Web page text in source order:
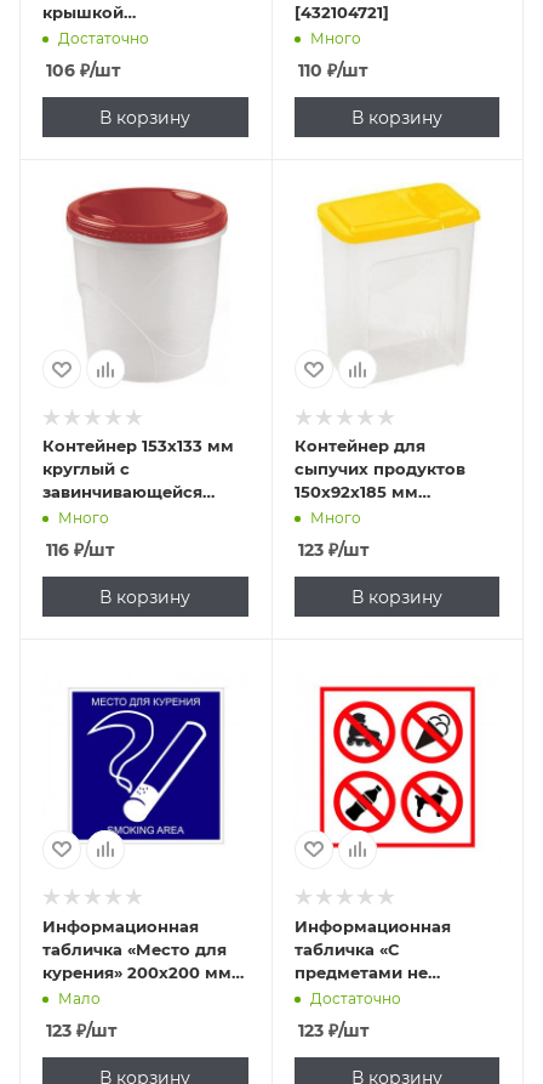
крышкой
полипропилен
[431138701]
Достаточно
106 ₽/шт
В корзину
[432104721]
Много
110 ₽/шт
В корзину
Контейнер 153х133 мм
круглый с
завинчивающейся
крышкой
полипропилен
[432107621]
Много
116 ₽/шт
В корзину
Контейнер для
сыпучих продуктов
150х92х185 мм
прямоугольный
[431255619]
Много
123₽/шт
В корзину
Информационная
табличка «Место для
курения» 200х200 мм
[12FC0105]
Мало
123 ₽/шт
В корзину
Информационная
табличка «С
предметами не
входить» 200х200 мм
[12FC0107]
Достаточно
123₽/шт
В корзину